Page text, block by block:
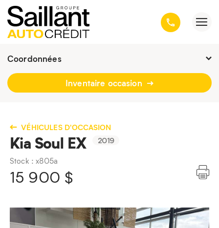
Coordonnées
Fermé : Ouverture-
418 659-6431
Inventaire occasion
VÉHICULES D'OCCASION
Kia Soul EX 2019
Stock : x805a
15 900 $